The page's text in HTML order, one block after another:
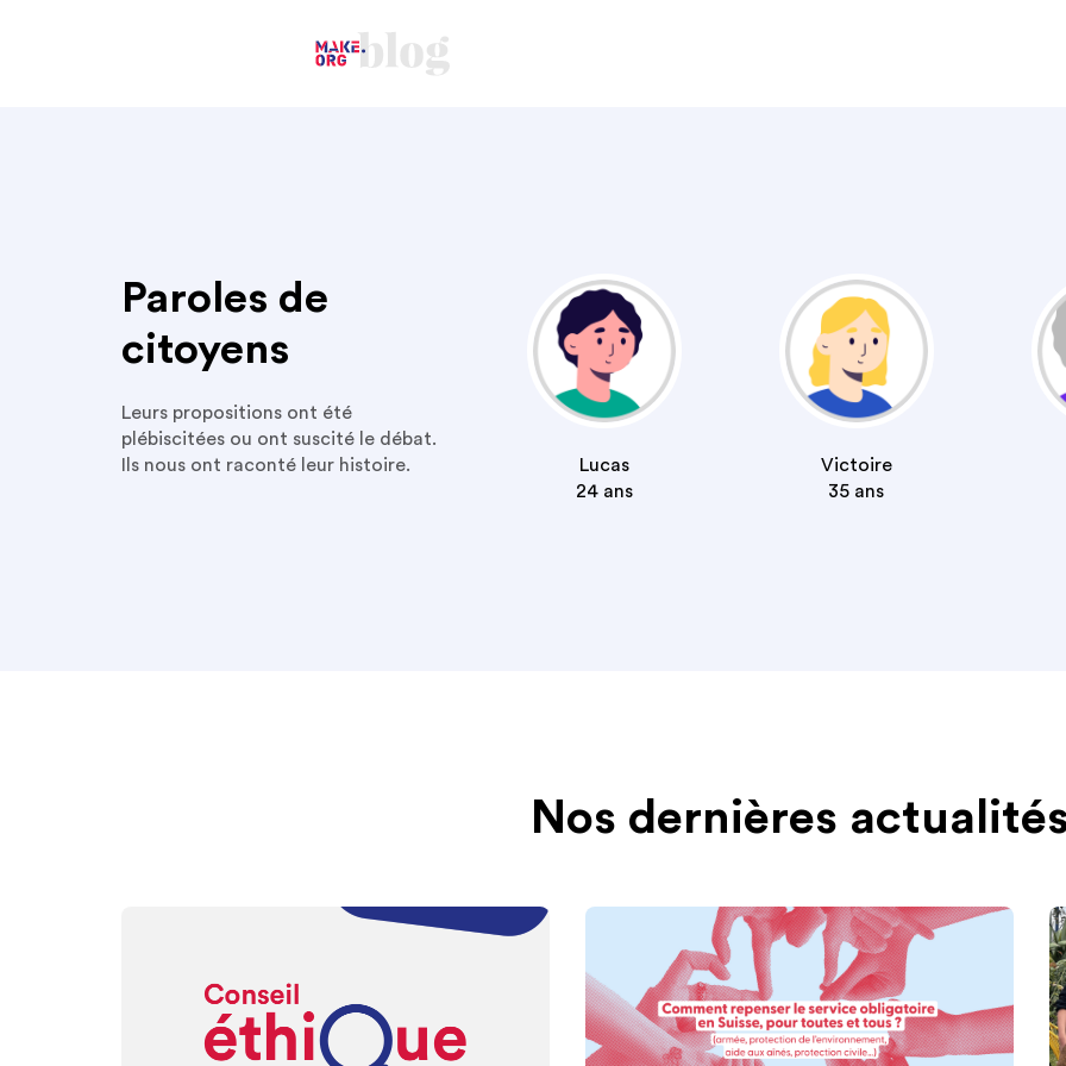
Paroles de
citoyens
Leurs propositions ont été
plébiscitées ou ont suscité le débat.
Ils nous ont raconté leur histoire.
Lucas
24ans
Victoire
35 ans
Nos dernières